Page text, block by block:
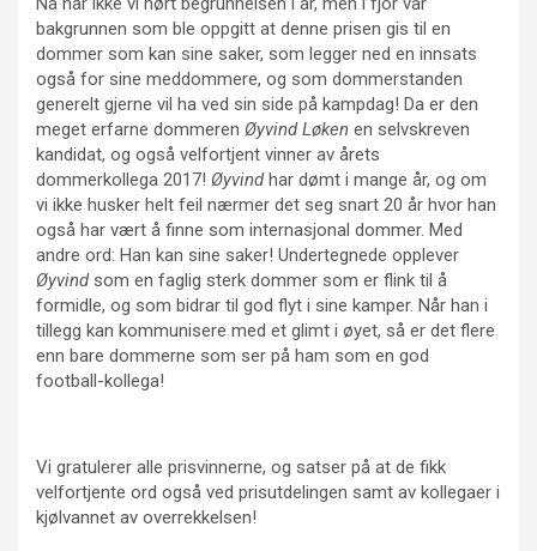
bakgrunnen som ble oppgitt at denne prisen gis til en
dommer som kan sine saker, som legger ned en innsats
også for sine meddommere, og som dommerstanden
generelt gjerne vil ha ved sin side på kampdag! Da er den
meget erfarne dommeren Øyvind Løken en selvskreven
kandidat, og også velfortjent vinner av årets
dommerkollega 2017! Øyvindhar dømt i mange år, og om
vi ikke husker helt feil nærmer det seg snart 20 år hvor han
også har vært å finne som internasjonal dommer. Med
andre ord: Han kan sine saker! Undertegnede opplever
Øyvindsom en faglig sterk dommer som er flink til å
formidle, og som bidrar til god flyt i sine kamper. Når han i
tillegg kan kommunisere med et glimt i øyet, så er det flere
enn bare dommerne som ser på ham som en god
football-kollega!
Vi gratulerer alle prisvinnerne, og satser på at de fikk
velfortjente ord også ved prisutdelingen samt av kollegaer i
kjølvannet av overrekkelsen!